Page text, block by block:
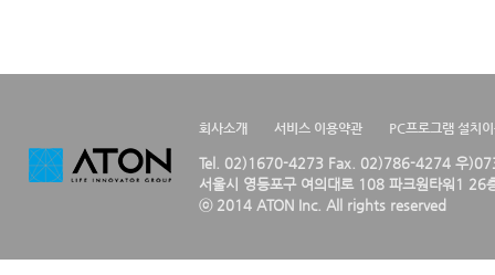
회사소개 서비스 이용약관 PC프로그램 설치
Tel. 02)1670-4273 Fax. 02)786-4274 우
서울시 영등포구 여의대로 108 파크원타워1 26
ⓒ 2014 ATON Inc. All rights reserved